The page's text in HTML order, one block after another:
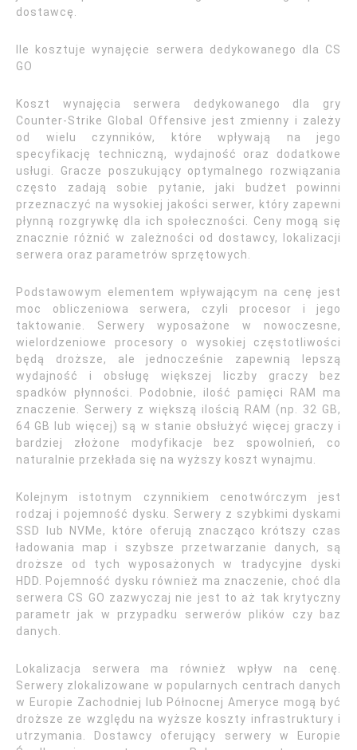
dostawcę.
Ile kosztuje wynajęcie serwera dedykowanego dla CS
GO
Koszt wynajęcia serwera dedykowanego dla gry
Counter-Strike Global Offensive jest zmienny i zależy
od wielu czynników, które wpływają na jego
specyfikację techniczną, wydajność oraz dodatkowe
usługi. Gracze poszukujący optymalnego rozwiązania
często zadają sobie pytanie, jaki budżet powinni
przeznaczyć na wysokiej jakości serwer, który zapewni
płynną rozgrywkę dla ich społeczności. Ceny mogą się
znacznie różnić w zależności od dostawcy, lokalizacji
serwera oraz parametrów sprzętowych.
Podstawowym elementem wpływającym na cenę jest
moc obliczeniowa serwera, czyli procesor i jego
taktowanie. Serwery wyposażone w nowoczesne,
wielordzeniowe procesory o wysokiej częstotliwości
będą droższe, ale jednocześnie zapewnią lepszą
wydajność i obsługę większej liczby graczy bez
spadków płynności. Podobnie, ilość pamięci RAM ma
znaczenie. Serwery z większą ilością RAM (np. 32 GB,
64 GB lub więcej) są w stanie obsłużyć więcej graczy i
bardziej złożone modyfikacje bez spowolnień, co
naturalnie przekłada się na wyższy koszt wynajmu.
Kolejnym istotnym czynnikiem cenotwórczym jest
rodzaj i pojemność dysku. Serwery z szybkimi dyskami
SSD lub NVMe, które oferują znacząco krótszy czas
ładowania map i szybsze przetwarzanie danych, są
droższe od tych wyposażonych w tradycyjne dyski
HDD. Pojemność dysku również ma znaczenie, choć dla
serwera CS GO zazwyczaj nie jest to aż tak krytyczny
parametr jak w przypadku serwerów plików czy baz
danych.
Lokalizacja serwera ma również wpływ na cenę.
Serwery zlokalizowane w popularnych centrach danych
w Europie Zachodniej lub Północnej Ameryce mogą być
droższe ze względu na wyższe koszty infrastruktury i
utrzymania. Dostawcy oferujący serwery w Europie